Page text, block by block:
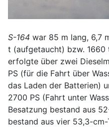
S-164 war 85 m lang, 6,7
t (aufgetaucht) bzw.
erfolgte über zwei
PS (für die Fahrt über
das Laden der Batterien)
2700 PS (Fahrt unter
Besatzung bestand aus
bestand aus vier 53,3-